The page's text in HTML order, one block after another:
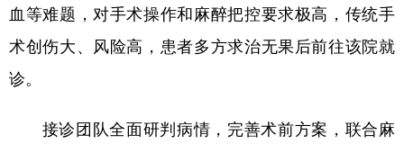
新疆 内蒙古 黑龙江
血等难题，对手术操作和麻醉把控要求极高，传统手
术创伤大、风险高，患者多方求治无果后前往该院就
诊。
接诊团队全面研判病情，完善术前方案，联合麻